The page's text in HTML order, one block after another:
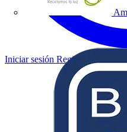
Iniciar sesión Registrarse